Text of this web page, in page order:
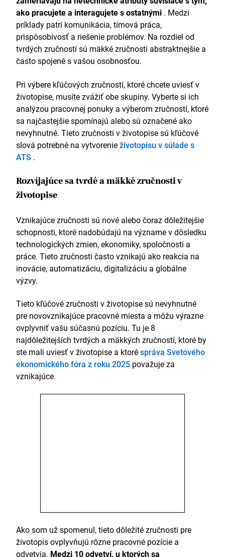
ako pracujete a interagujete s ostatnými . Medzi
príklady patrí komunikácia, tímová práca,
prispôsobivosť a riešenie problémov. Na rozdiel od
tvrdých zručností sú mäkké zručnosti abstraktnejšie a
často spojené s vašou osobnosťou.
Pri výbere kľúčových zručností, ktoré chcete uviesť v
životopise, musíte zvážiť obe skupiny. Vyberte si ich
analýzou pracovnej ponuky a výberom zručností, ktoré
sa najčastejšie spomínajú alebo sú označené ako
nevyhnutné. Tieto zručnosti v životopise sú kľúčové
slová potrebné na vytvorenieživotopisu v súlade s
ATS .
Rozvíjajúce sa tvrdé a mäkké zručnosti v
životopise
Vznikajúce zručnosti sú nové alebo čoraz dôležitejšie
schopnosti, ktoré nadobúdajú na význame v dôsledku
technologických zmien, ekonomiky, spoločnosti a
práce. Tieto zručnosti často vznikajú ako reakcia na
inovácie, automatizáciu, digitalizáciu a globálne
výzvy.
Tieto kľúčové zručnosti v životopise sú nevyhnutné
pre novovznikajúce pracovné miesta a môžu výrazne
ovplyvniť vašu súčasnú pozíciu. Tu je 8
najdôležitejších tvrdých a mäkkých zručností, ktoré by
ste mali uviesť v životopise a ktoréspráva Svetového
ekonomického fóra z roku 2025 považuje za
vznikajúce.
Ako som už spomenul, tieto dôležité zručnosti pre
životopis ovplyvňujú rôzne pracovné pozície a
odvetvia. Medzi 10 odvetví, u ktorých sa